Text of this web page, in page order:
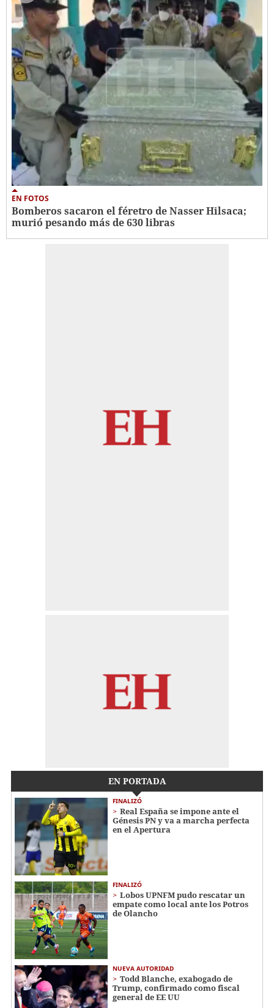
EN FOTOS
Bomberos sacaron el féretro de Nasser Hilsaca;
murió pesando más de 630 libras
EN PORTADA
FINALIZÓ
Real España se impone ante el
Génesis PN y va a marcha perfecta
en el Apertura
FINALIZÓ
Lobos UPNFM pudo rescatar un
empate como local ante los Potros
de Olancho
NUEVA AUTORIDAD
Todd Blanche, exabogado de
Trump, confirmado como fiscal
general de EE UU